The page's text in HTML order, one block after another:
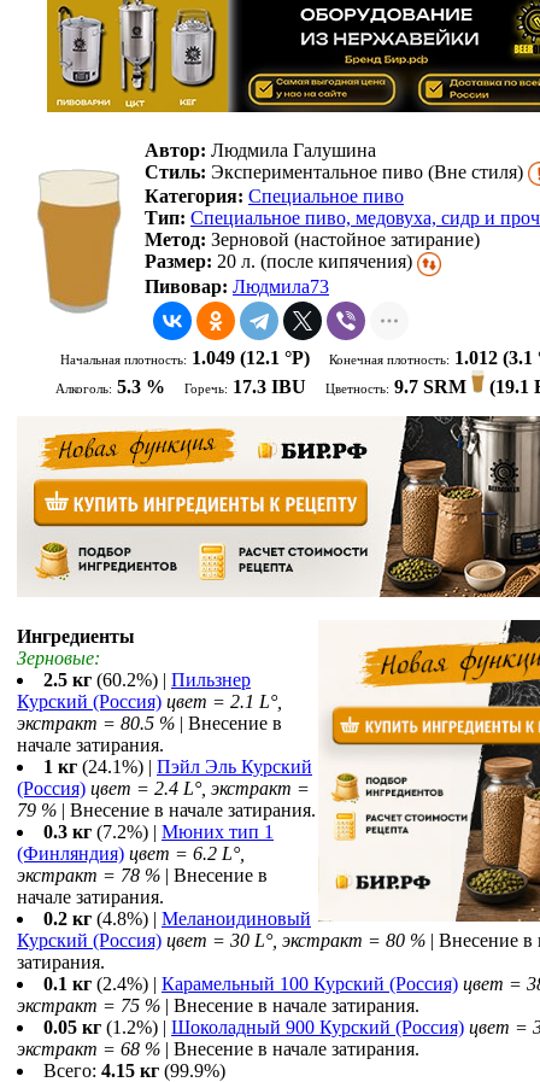
Автор: Людмила Галушина
Стиль: Экспериментальное пиво (Вне стиля)
Категория: Специальное пиво
Тип: Специальное пиво, медовуха, сидр и
Метод: Зерновой (настойное затирание)
Размер: 20 л. (после кипячения)
Пивовар: Людмила73
Начальная плотность: 1.049 (12.1 °P) Конечная плотность: 1.012 (3.1
Алкоголь: 5.3 % Горечь: 17.3 IBU Цветность: 9.7 SRM (19.1
Ингредиенты
Зерновые:
2.5 кг (60.2%) | Пильзнер
Курский (Россия) цвет = 2.1 L°,
экстракт = 80.5 % | Внесение в
начале затирания.
1 кг (24.1%) | Пэйл Эль Курский
(Россия) цвет = 2.4 L°, экстракт =
79 % | Внесение в начале затирания.
0.3 кг (7.2%) | Мюних тип 1
(Финляндия) цвет = 6.2 L°,
экстракт = 78 % | Внесение в
начале затирания.
0.2 кг (4.8%) | Меланоидиновый
Курский (Россия) цвет = 30 L°, экстракт = 80 % | Внесение в
затирания.
0.1 кг (2.4%) | Карамельный 100 Курский (Россия) цвет =
экстракт = 75 % | Внесение в начале затирания.
0.05 кг (1.2%) | Шоколадный 900 Курский (Россия) цвет =
экстракт = 68 % | Внесение в начале затирания.
Всего: 4.15 кг (99.9%)